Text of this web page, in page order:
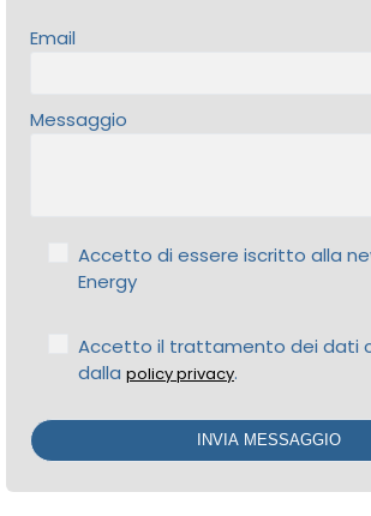
Email
Messaggio
Accetto di essere iscritto alla
Energy
Accetto il trattamento dei dati
dalla policy privacy.